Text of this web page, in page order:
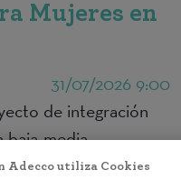
Mujeres en
31/07/2026 9:00
de integración
baja-media
El objetivo es
Adecco utiliza Cookies